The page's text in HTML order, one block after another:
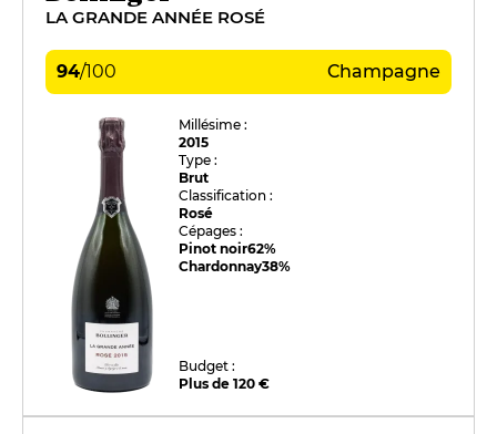
LA GRANDE ANNÉE ROSÉ
94/100 Champagne
Millésime :
2015
Type :
Brut
Classification :
Rosé
Cépages :
Pinot noir62%
Chardonnay38%
Budget :
Plus de 120 €